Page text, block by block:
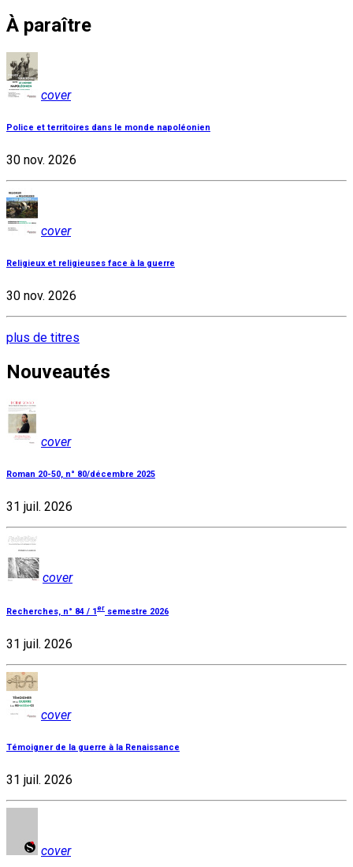
À paraître
cover
Police et territoires dans le monde napoléonien
30 nov. 2026
cover
Religieux et religieuses face à la guerre
30 nov. 2026
plus de titres
Nouveautés
cover
Roman 20-50, n° 80/décembre 2025
31 juil. 2026
cover
Recherches, n° 84 / 1 er semestre 2026
31 juil. 2026
cover
Témoigner de la guerre à la Renaissance
31 juil. 2026
cover